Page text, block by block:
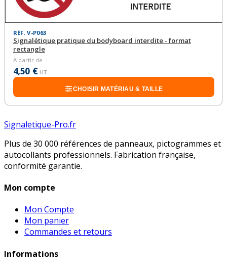
RÉF. V-P063
Signalétique pratique du bodyboard interdite - format
rectangle
À partir de
4,50 € HT
CHOISIR MATÉRIAU & TAILLE
Signaletique-Pro.fr
Plus de 30 000 références de panneaux, pictogrammes et
autocollants professionnels. Fabrication française,
conformité garantie.
Mon compte
Mon Compte
Mon panier
Commandes et retours
Informations